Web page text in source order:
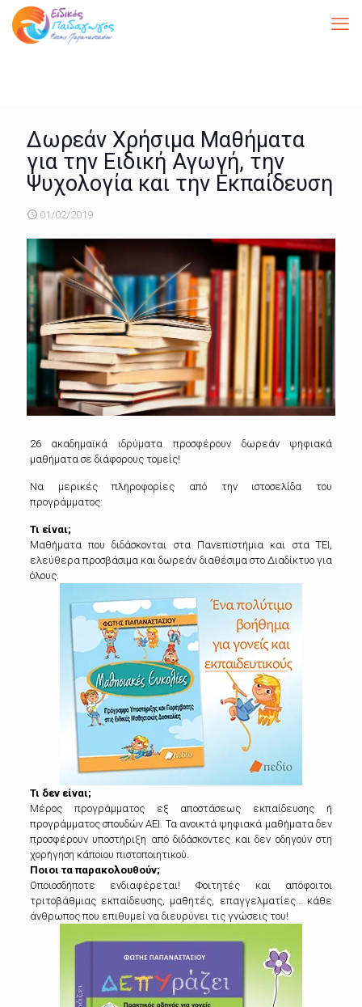
Δωρεάν Χρήσιμα Μαθήματα
για την Ειδική Αγωγή, την
Ψυχολογία και την Εκπαίδευση
01/02/2019
26 ακαδημαϊκά ιδρύματα προσφέρουν δωρεάν ψηφιακά
μαθήματα σε διάφορους τομείς!
Να μερικές πληροφορίες από την ιστοσελίδα του
προγράμματος:
Τι είναι;
Μαθήματα που διδάσκονται στα Πανεπιστήμια και στα ΤΕΙ,
ελεύθερα προσβάσιμα και δωρεάν διαθέσιμα στο Διαδίκτυο για
όλους.
Τι δεν είναι;
Μέρος προγράμματος εξ αποστάσεως εκπαίδευσης ή
προγράμματος σπουδών ΑΕΙ. Τα ανοικτά ψηφιακά μαθήματα δεν
προσφέρουν υποστήριξη από διδάσκοντες και δεν οδηγούν στη
χορήγηση κάποιου πιστοποιητικού.
Ποιοι τα παρακολουθούν;
Οποιοσδήποτε ενδιαφέρεται! Φοιτητές και απόφοιτοι
τριτοβάθμιας εκπαίδευσης, μαθητές, επαγγελματίες… κάθε
άνθρωπος που επιθυμεί να διευρύνει τις γνώσεις του!